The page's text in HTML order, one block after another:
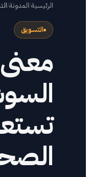
الرئيسية/المدونة/
التسويق